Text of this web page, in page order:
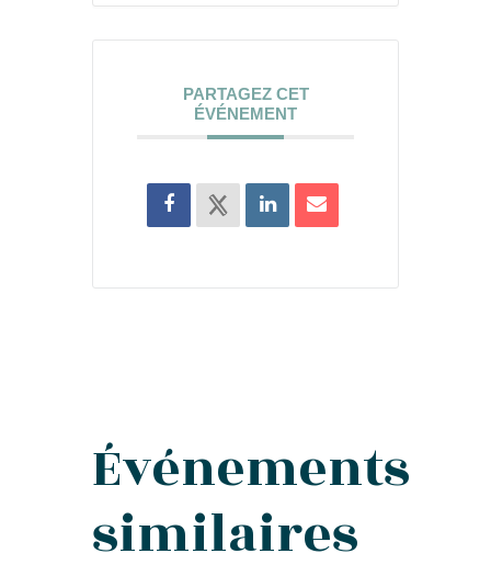
PARTAGEZ CET
ÉVÉNEMENT
Événements
similaires